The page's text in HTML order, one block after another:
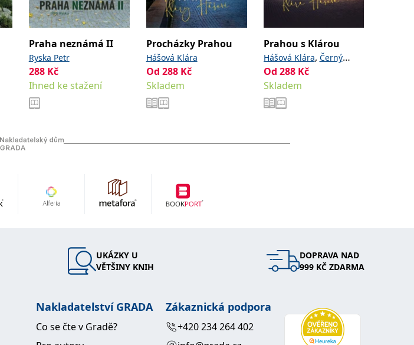
Praha neznámá II
Ryska Petr
288 Kč
Ihned ke stažení
Procházky Prahou
Hášová Klára
Od 288 Kč
Skladem
Prahou s Klárou
Hášová Klára, Černý
David
Od 288 Kč
Skladem
UKÁZKY U
VĚTŠINY KNIH
DOPRAVA NAD
999 KČ ZDARMA
Nakladatelství GRADA
Co se čte v Gradě?
Zákaznická podpora
+420 234 264 402